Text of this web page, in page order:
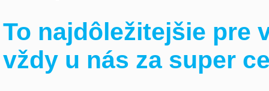
To najdôležitejšie pre
vždy u nás za super